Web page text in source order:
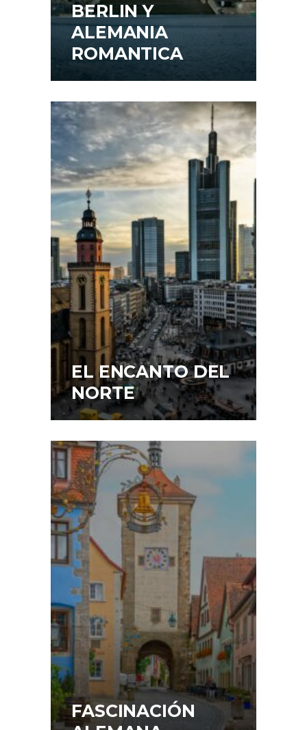
BERLIN Y
ALEMANIA
ROMANTICA
EL ENCANTO DEL
NORTE
FASCINACIÓN